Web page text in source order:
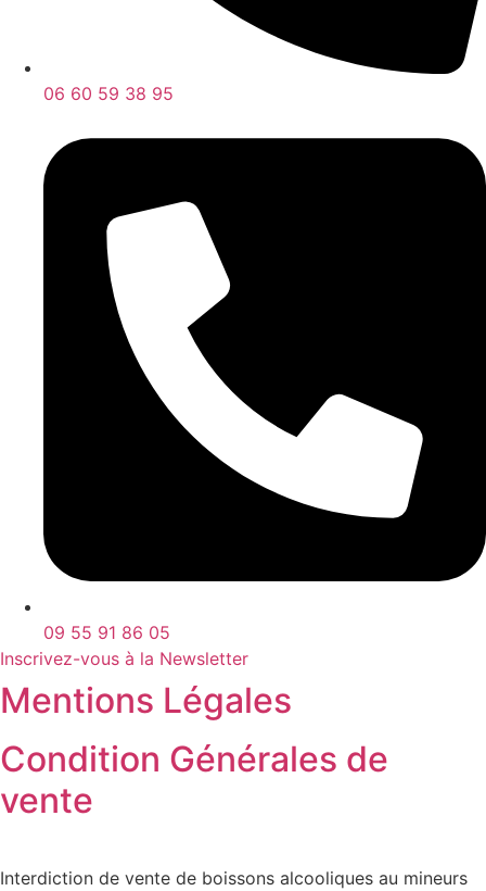
06 60 59 38 95
09 55 91 86 05
Inscrivez-vous à la Newsletter
Mentions Légales
Condition Générales de
vente
Interdiction de vente de boissons alcooliques au mineurs